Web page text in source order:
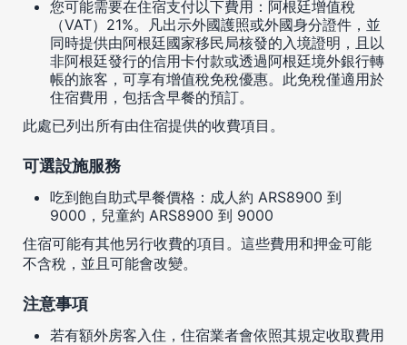
您可能需要在住宿支付以下費用：阿根廷增值稅
（VAT）21%。凡出示外國護照或外國身分證件，並
同時提供由阿根廷國家移民局核發的入境證明，且以
非阿根廷發行的信用卡付款或透過阿根廷境外銀行轉
帳的旅客，可享有增值稅免稅優惠。此免稅僅適用於
住宿費用，包括含早餐的預訂。
此處已列出所有由住宿提供的收費項目。
可選設施服務
吃到飽自助式早餐價格：成人約 ARS8900 到
9000，兒童約 ARS8900 到 9000
住宿可能有其他另行收費的項目。這些費用和押金可能
不含稅，並且可能會改變。
注意事項
若有額外房客入住，住宿業者會依照其規定收取費用